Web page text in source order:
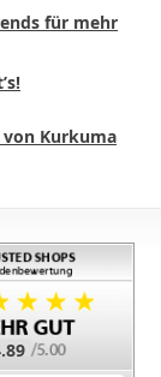
für mehr
von Kurkuma